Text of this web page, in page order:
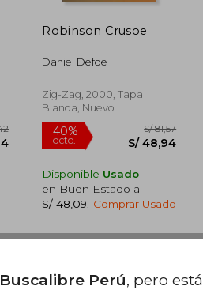
55%
Robinson Crusoe
Daniel Defoe
Zig-Zag, 2000, Tapa
Blanda, Nuevo
Disponible Usado
en Buen Estado a
S/ 48,09
Comprar Usado
Buscalibre Perú, pero